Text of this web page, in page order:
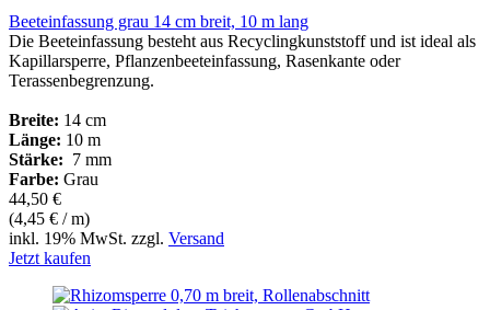
Beeteinfassung grau 14 cm breit, 10 m lang
Die Beeteinfassung besteht aus Recyclingkunststoff und ist ideal als
Kapillarsperre, Pflanzenbeeteinfassung, Rasenkante oder
Terassenbegrenzung.
Breite: 14 cm
Länge: 10 m
Stärke: 7 mm
Farbe: Grau
44,50 €
(4,45 € / m)
inkl. 19% MwSt. zzgl. Versand
Jetzt kaufen